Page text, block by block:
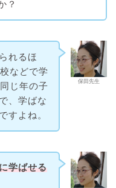
？
保田先生
れるほ
などで学
じ年の子
、学ばな
すよね。
学ばせる